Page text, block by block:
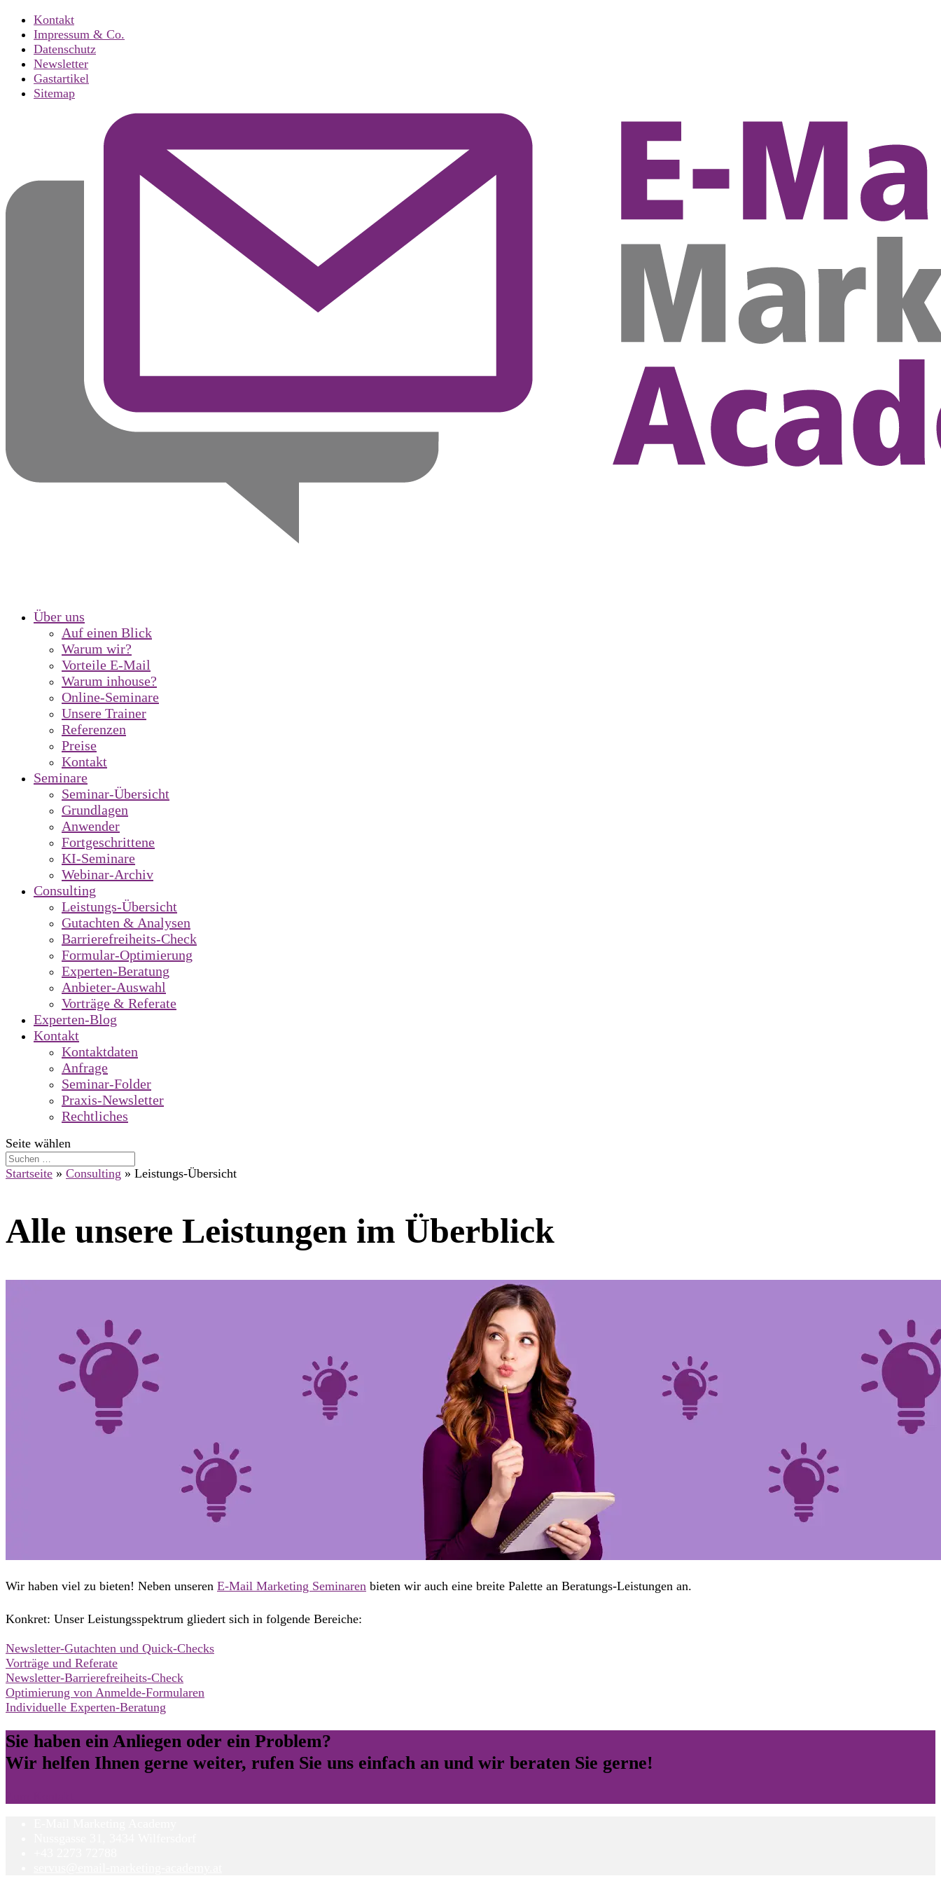
Kontakt
Impressum & Co.
Datenschutz
Newsletter
Gastartikel
Sitemap
Über uns
Auf einen Blick
Warum wir?
Vorteile E-Mail
Warum inhouse?
Online-Seminare
Unsere Trainer
Referenzen
Preise
Kontakt
Seminare
Seminar-Übersicht
Grundlagen
Anwender
Fortgeschrittene
KI-Seminare
Webinar-Archiv
Consulting
Leistungs-Übersicht
Gutachten & Analysen
Barrierefreiheits-Check
Formular-Optimierung
Experten-Beratung
Anbieter-Auswahl
Vorträge & Referate
Experten-Blog
Kontakt
Kontaktdaten
Anfrage
Seminar-Folder
Praxis-Newsletter
Rechtliches
Seite wählen
Startseite » Consulting » Leistungs-Übersicht
Alle unsere Leistungen im Überblick
Wir haben viel zu bieten! Neben unseren E-Mail Marketing Seminaren bieten wir auch eine breite Palette an Beratungs-Leistungen an.
Konkret: Unser Leistungsspektrum gliedert sich in folgende Bereiche:
Newsletter-Gutachten und Quick-Checks
Vorträge und Referate
Newsletter-Barrierefreiheits-Check
Optimierung von Anmelde-Formularen
Individuelle Experten-Beratung
Sie haben ein Anliegen oder ein Problem?
Wir helfen Ihnen gerne weiter, rufen Sie uns einfach an und wir beraten Sie gerne!